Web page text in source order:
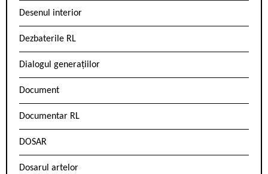
Desenul interior
Dezbaterile RL
Dialogul generațiilor
Document
Documentar RL
DOSAR
Dosarul artelor